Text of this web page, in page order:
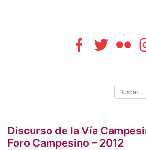
Discurso de la Vía
Foro Campesino – 2012